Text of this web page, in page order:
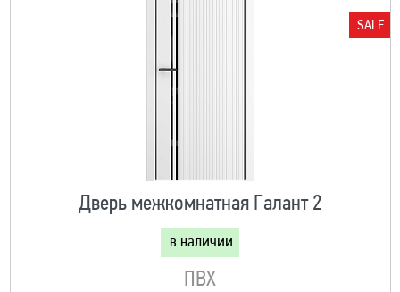
SALE
Дверь межкомнатная Галант 2
в наличии
ПВХ